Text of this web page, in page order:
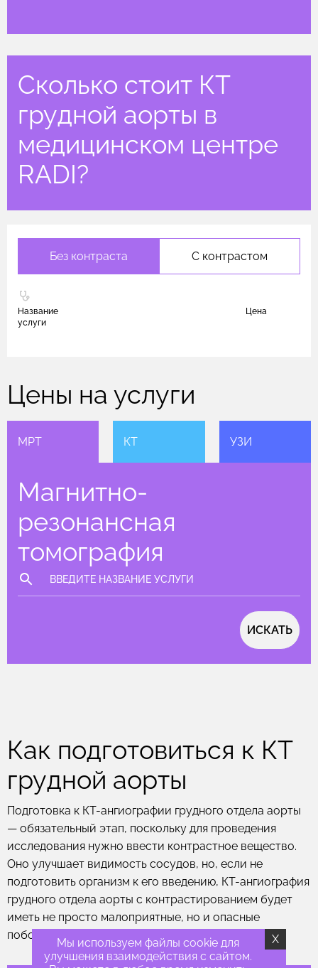
Сколько стоит КТ
грудной аорты в
медицинском центре
RADI?
Без контраста С контрастом
Название
услуги
Цена
Цены на услуги
МРТ КТ УЗИ
Магнитно-
резонансная
томография
ИСКАТЬ
Как подготовиться к КТ
грудной аорты
Подготовка к КТ-ангиографии грудного отдела аорты
— обязательный этап, поскольку для проведения
исследования нужно ввести контрастное вещество.
Оно улучшает видимость сосудов, но, если не
подготовить организм к его введению, КТ-ангиография
грудного отдела аорты с контрастированием будет
иметь не просто малоприятные, но и опасные
побочные эффекты.
Мы используем файлы cookie для
улучшения взаимодействия с сайтом.
X